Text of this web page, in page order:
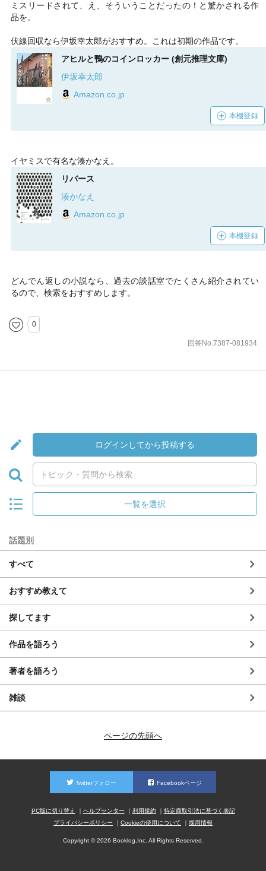
ミスリードされて、え、そういうことだったの！と驚かされる作
品を。
伏線回収なら伊坂幸太郎がおすすめ。これは初期の作品です。
アヒルと鴨のコインロッカー (創元推理文庫)
伊坂幸太郎
Amazon.co.jp
本棚登録
イヤミスで有名な湊かなえ。
リバース
湊かなえ
Amazon.co.jp
本棚登録
どんでん返しの小説なら、過去の談話室でたくさん紹介されてい
るので、検索をおすすめします。
0
回答No.7387-081934
ログインしてから投稿する
一覧を選択
話題別
すべて
おすすめ教えて
探してます
作品を語ろう
著者を語ろう
雑談
ページの先頭へ
Twitterフォロー Facebookページ
PC版に切り替え ヘルプセンター 利用規約
特定商取引法に基づく表記
プライバシーポリシー
Cookieの使用について 採用情報
Copyright © 2026 Booklog,Inc. All Rights Reserved.